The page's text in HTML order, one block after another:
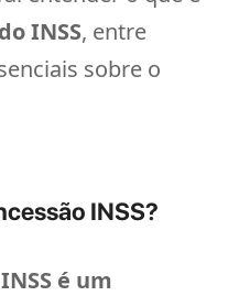
INSS, entre
sobre o
INSS?
é um